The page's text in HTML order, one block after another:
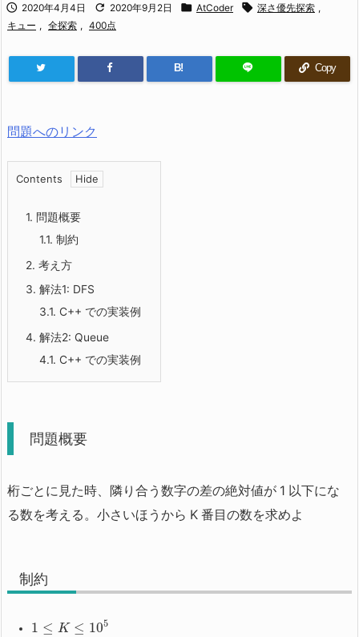
 2020年4月4日  2020年9月2日  AtCoder  深さ優先探索 ,
キュー , 全探索 , 400点
B! Copy
問題へのリンク
Contents
1. 問題概要
1.1. 制約
2. 考え方
3. 解法1: DFS
3.1. C++ での実装例
4. 解法2: Queue
4.1. C++ での実装例
問題概要
桁ごとに見た時、隣り合う数字の差の絶対値が 1 以下にな
る数を考える。小さいほうから K 番目の数を求めよ
制約
1 ≤ K ≤ 105